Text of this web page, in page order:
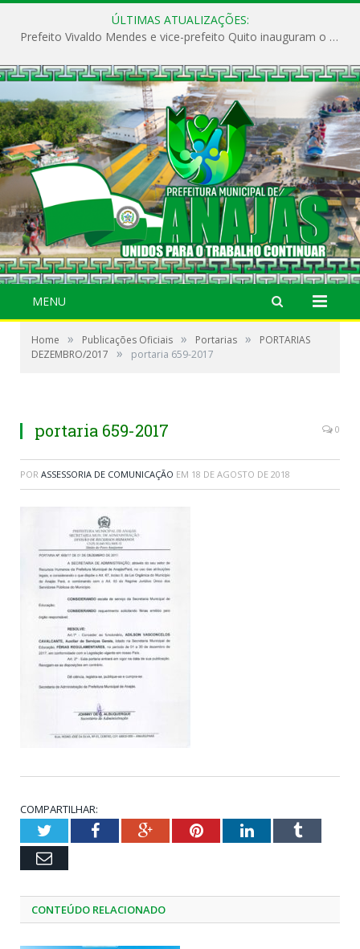
ÚLTIMAS ATUALIZAÇÕES:
Prefeito Vivaldo Mendes e vice-prefeito Quito inauguram o CAPS e fortalecem a saúde pública em Anajás.
MENU
Home » Publicações Oficiais » Portarias »
PORTARIAS
DEZEMBRO/2017
» portaria 659-2017
portaria 659-2017 0
POR ASSESSORIA DE COMUNICAÇÃO EM 18 DE AGOSTO DE 2018
COMPARTILHAR:
TwitterFacebookGoogle+PinterestLinkedInTumblr
Email
CONTEÚDO RELACIONADO